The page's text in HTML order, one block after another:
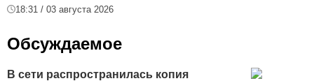
18:31 / 03 августа 2026
Обсуждаемое
В сети распространилась копия